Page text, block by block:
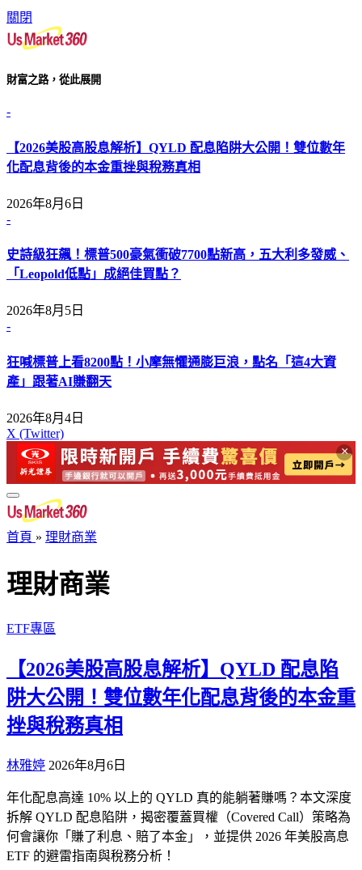
關閉
財富之路，從此展開
-
【2026美股高股息解析】QYLD 配息陷阱大公開！雙位數年
化配息背後的本金重挫與稅務真相
2026年8月6日
-
史詩級狂飆！標普500豪氣衝破7700點新高，五大利多發威、
「Leopold低點」成絕佳買點？
2026年8月5日
-
狂喊標普上看8200點！小摩無懼通膨巨浪，點名「這4大資
產」跟著AI賺翻天
2026年8月4日
X (Twitter)
×
首頁 » 理財商業
理財商業
ETF專區
【2026美股高股息解析】QYLD 配息陷
阱大公開！雙位數年化配息背後的本金重
挫與稅務真相
林雅婷 2026年8月6日
年化配息高達 10% 以上的 QYLD 真的能躺著賺嗎？本文深度
拆解 QYLD 配息陷阱，揭密覆蓋買權（Covered Call）策略為
何會讓你「賺了利息、賠了本金」，並提供 2026 年美股高息
ETF 的避雷指南與稅務分析！